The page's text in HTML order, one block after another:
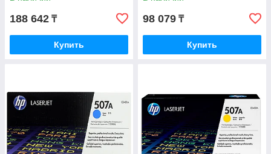
188 642 ₸
Купить
98 079 ₸
Купить